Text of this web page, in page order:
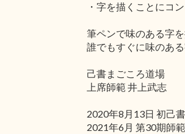
・字を描くことにコ
筆ペンで味のある字
誰でもすぐに味のあ
己書まごころ道場
上席師範 井上武志
2020年8月13日 初己
2021年6月 第30期師